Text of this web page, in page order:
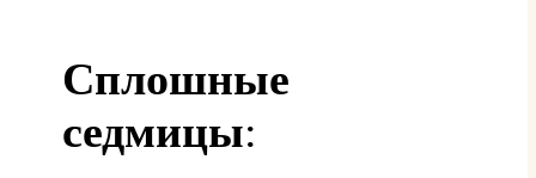
Сплошные
седмицы: